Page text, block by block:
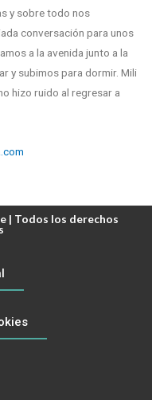
y sobre todo nos
conversación para unos
a la avenida junto a la
y subimos para dormir. Mili
hizo ruido al regresar a
| Todos los derechos